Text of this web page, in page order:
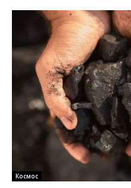
Космос